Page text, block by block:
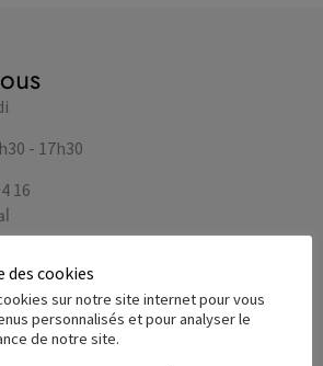
- 17h30
16
des cookies
sur notre site internet pour vous
personnalisés et pour analyser le
de notre site.